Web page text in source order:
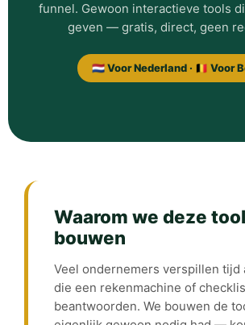
funnel. Gewoon interactieve tools
geven — gratis, direct, geen
🇳🇱 Voor Nederland · 🇧🇪 Voor
Waarom we deze
bouwen
Veel ondernemers verspillen tijd
die een rekenmachine of
beantwoorden. We bouwen de